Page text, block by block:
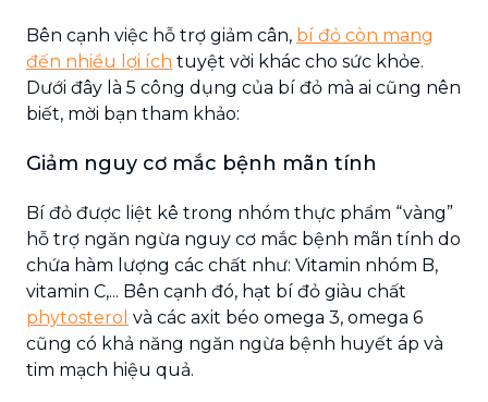
Bên cạnh việc hỗ trợ giảm cân, bí đỏ còn mang
đến nhiều lợi ích tuyệt vời khác cho sức khỏe.
Dưới đây là 5 công dụng của bí đỏ mà ai cũng nên
biết, mời bạn tham khảo:
Giảm nguy cơ mắc bệnh mãn tính
Bí đỏ được liệt kê trong nhóm thực phẩm “vàng”
hỗ trợ ngăn ngừa nguy cơ mắc bệnh mãn tính do
chứa hàm lượng các chất như: Vitamin nhóm B,
vitamin C,... Bên cạnh đó, hạt bí đỏ giàu chất
phytosterol và các axit béo omega 3, omega 6
cũng có khả năng ngăn ngừa bệnh huyết áp và
tim mạch hiệu quả.